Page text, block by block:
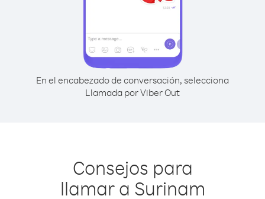
En el encabezado de conversación, selecciona
Llamada por Viber Out
Consejos para
llamar a Surinam